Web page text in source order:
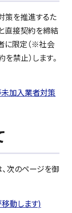
策を推進するた
直接契約を締結
に限定（※社会
禁止）します。
加入業者対策
次のページを御
動します)